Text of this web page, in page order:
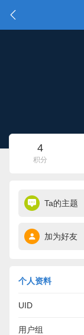
4
积分
Ta的主题
加为好友
个人资料
UID
用户组